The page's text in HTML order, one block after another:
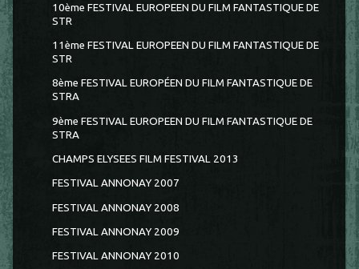
10ème FESTIVAL EUROPEEN DU FILM FANTASTIQUE DE
STR
11ème FESTIVAL EUROPEEN DU FILM FANTASTIQUE DE
STR
8ème FESTIVAL EUROPÉEN DU FILM FANTASTIQUE DE
STRA
9ème FESTIVAL EUROPEEN DU FILM FANTASTIQUE DE
STRA
CHAMPS ELYSEES FILM FESTIVAL 2013
FESTIVAL ANNONAY 2007
FESTIVAL ANNONAY 2008
FESTIVAL ANNONAY 2009
FESTIVAL ANNONAY 2010